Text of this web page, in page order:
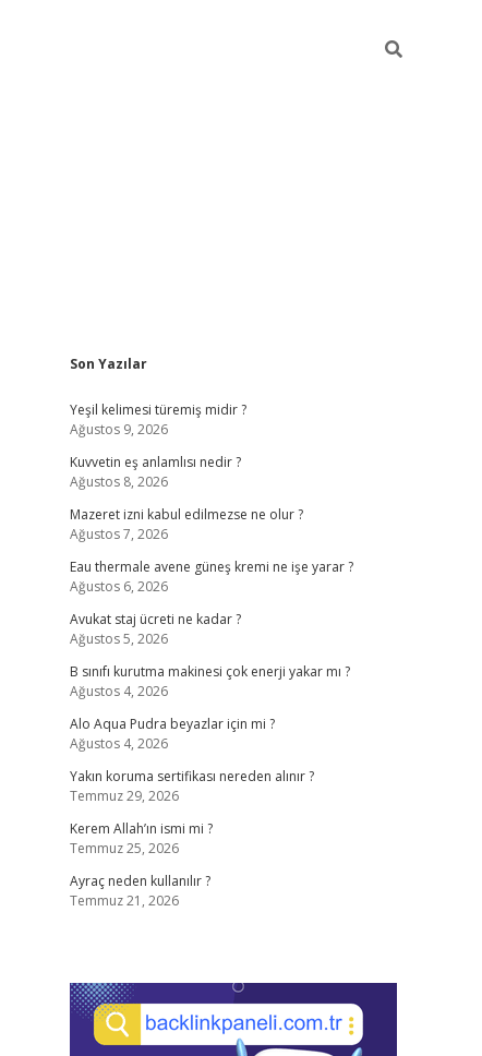
Sidebar
Son Yazılar
Yeşil kelimesi türemiş midir ?
Ağustos 9, 2026
Kuvvetin eş anlamlısı nedir ?
Ağustos 8, 2026
Mazeret izni kabul edilmezse ne olur ?
Ağustos 7, 2026
Eau thermale avene güneş kremi ne işe yarar ?
Ağustos 6, 2026
Avukat staj ücreti ne kadar ?
Ağustos 5, 2026
B sınıfı kurutma makinesi çok enerji yakar mı ?
Ağustos 4, 2026
Alo Aqua Pudra beyazlar için mi ?
Ağustos 4, 2026
Yakın koruma sertifikası nereden alınır ?
Temmuz 29, 2026
Kerem Allah’ın ismi mi ?
Temmuz 25, 2026
Ayraç neden kullanılır ?
Temmuz 21, 2026